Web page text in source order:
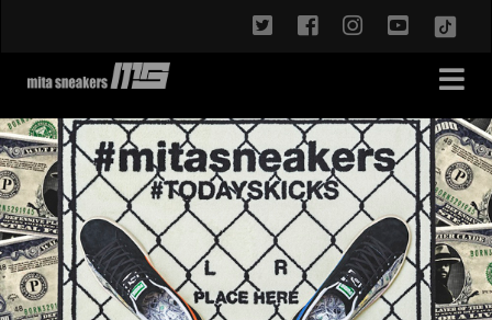
twitterfacebookinstagram